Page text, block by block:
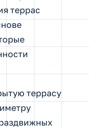
террас
террасу